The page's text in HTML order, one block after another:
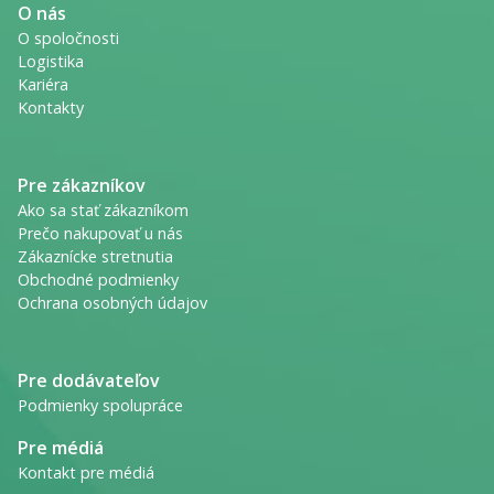
O nás
O spoločnosti
Logistika
Kariéra
Kontakty
Pre zákazníkov
Ako sa stať zákazníkom
Prečo nakupovať u nás
Zákaznícke stretnutia
Obchodné podmienky
Ochrana osobných údajov
Pre dodávateľov
Podmienky spolupráce
Pre médiá
Kontakt pre médiá